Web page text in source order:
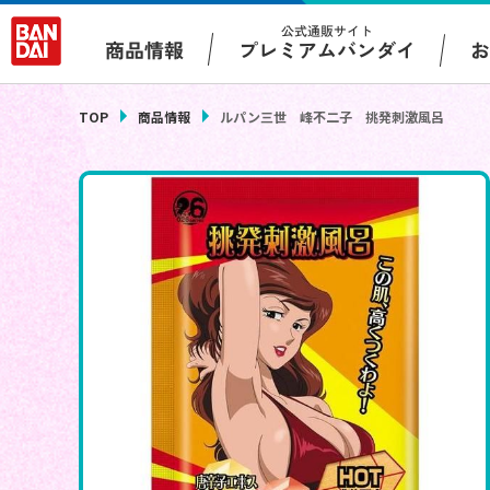
商品情報
公式通販サイト
プレミアムバンダイ
TOP 商品情報 ルパン三世 峰不二子 挑発刺激風呂